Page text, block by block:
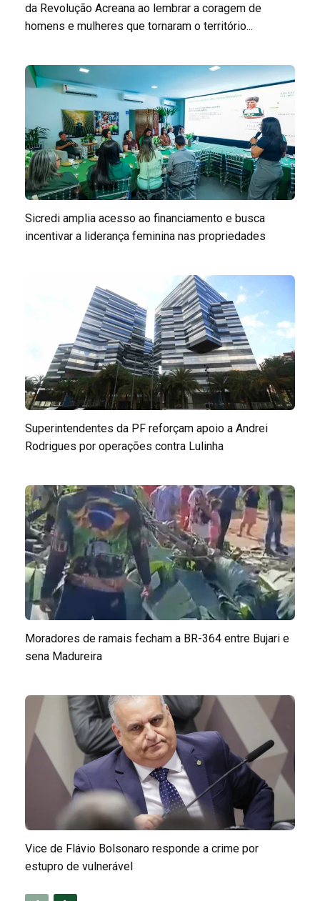
da Revolução Acreana ao lembrar a coragem de
homens e mulheres que tornaram o território...
Sicredi amplia acesso ao financiamento e busca
incentivar a liderança feminina nas propriedades
Superintendentes da PF reforçam apoio a Andrei
Rodrigues por operações contra Lulinha
Moradores de ramais fecham a BR-364 entre Bujari e
sena Madureira
Vice de Flávio Bolsonaro responde a crime por
estupro de vulnerável